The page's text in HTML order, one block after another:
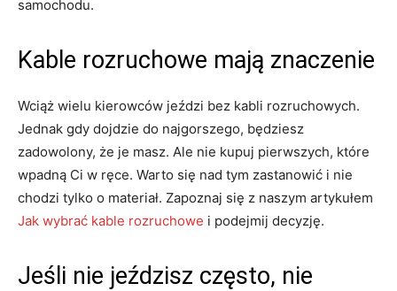
samochodu.
Kable rozruchowe mają znaczenie
Wciąż wielu kierowców jeździ bez kabli rozruchowych.
Jednak gdy dojdzie do najgorszego, będziesz
zadowolony, że je masz. Ale nie kupuj pierwszych, które
wpadną Ci w ręce. Warto się nad tym zastanowić i nie
chodzi tylko o materiał. Zapoznaj się z naszym artykułem
Jak wybrać kable rozruchowe i podejmij decyzję.
Jeśli nie jeździsz często, nie